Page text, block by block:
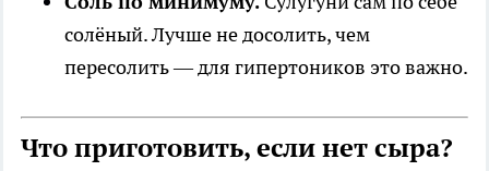
солёный. Лучше не досолить, чем
пересолить — для гипертоников это важно.
Что приготовить, если нет сыра?